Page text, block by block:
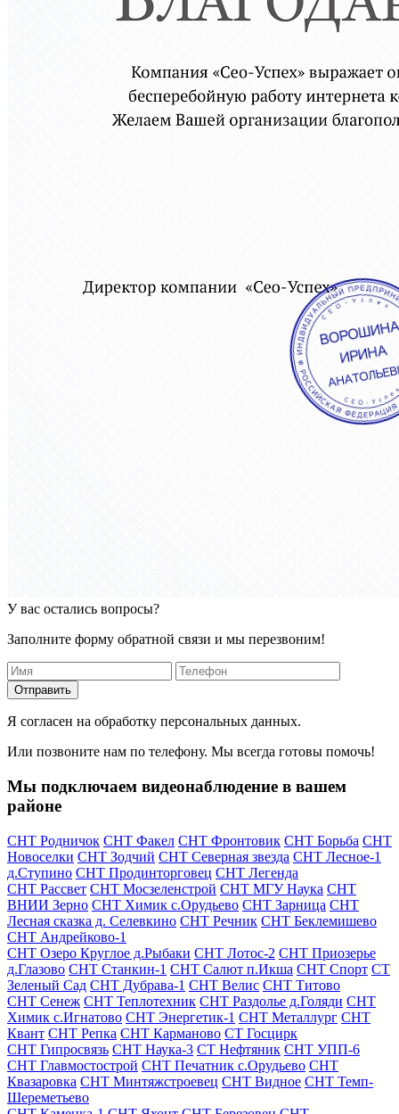
У вас остались вопросы?
Заполните форму обратной связи и мы перезвоним!
Отправить
Я согласен на обработку персональных данных.
Или позвоните нам по телефону. Мы всегда готовы помочь!
Мы подключаем видеонаблюдение в вашем
районе
СНТ Родничок СНТ Факел СНТ Фронтовик СНТ Борьба СНТ
Новоселки СНТ Зодчий СНТ Северная звезда СНТ Лесное-1
д.Ступино СНТ Продинторговец СНТ Легенда
СНТ Рассвет СНТ Мосзеленстрой СНТ МГУ Наука СНТ
ВНИИ Зерно СНТ Химик с.Орудьево СНТ Зарница СНТ
Лесная сказка д. Селевкино СНТ Речник СНТ Беклемишево
СНТ Андрейково-1
СНТ Озеро Круглое д.Рыбаки СНТ Лотос-2 СНТ Приозерье
д.Глазово СНТ Станкин-1 СНТ Салют п.Икша СНТ Спорт СТ
Зеленый Сад СНТ Дубрава-1 СНТ Велис СНТ Титово
СНТ Сенеж СНТ Теплотехник СНТ Раздолье д.Голяди СНТ
Химик с.Игнатово СНТ Энергетик-1 СНТ Металлург СНТ
Квант СНТ Репка СНТ Карманово СТ Госцирк
СНТ Гипросвязь СНТ Наука-3 СТ Нефтяник СНТ УПП-6
СНТ Главмостострой СНТ Печатник с.Орудьево СНТ
Квазаровка СНТ Минтяжстроевец СНТ Видное СНТ Темп-
Шереметьево